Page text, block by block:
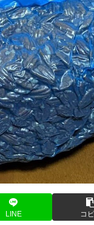
LINE コ